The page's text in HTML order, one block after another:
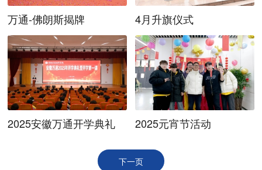
万通-佛朗斯揭牌 4月升旗仪式
2025安徽万通开学典礼 2025元宵节活动
下一页